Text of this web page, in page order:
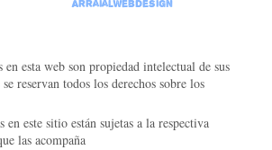
ArraialWebDesign
esta web son propiedad intelectual de sus
reservan todos los derechos sobre los
en este sitio están sujetas a la respectiva
las acompaña